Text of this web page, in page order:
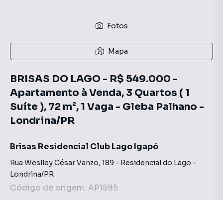
Fotos
Mapa
BRISAS DO LAGO - R$ 549.000 -
Apartamento à Venda, 3 Quartos ( 1
Suíte ), 72 m², 1 Vaga - Gleba Palhano -
Londrina/PR
Brisas Residencial Club Lago Igapó
Rua Weslley César Vanzo, 189 - Residencial do Lago -
Londrina/PR
Código de origem: AP1595